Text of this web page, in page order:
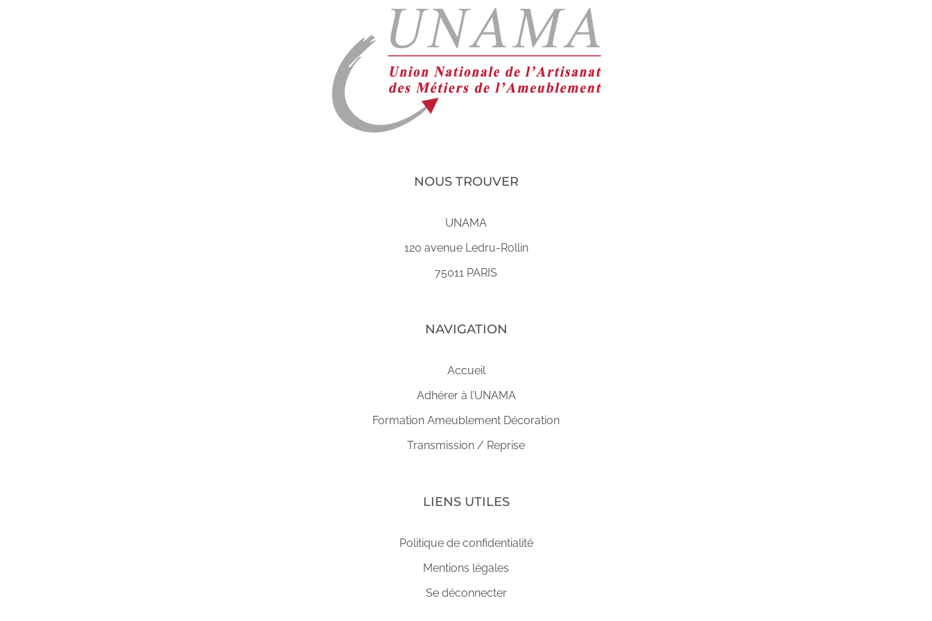
NOUS TROUVER
UNAMA
120 avenue Ledru-Rollin
75011 PARIS
NAVIGATION
Accueil
Adhérer à l’UNAMA
Formation Ameublement Décoration
Transmission / Reprise
LIENS UTILES
Politique de confidentialité
Mentions légales
Se déconnecter